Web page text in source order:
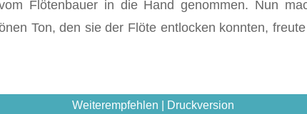
Flötenbauer in die Hand genommen. Nun
Ton, den sie der Flöte entlocken konnten,
Weiterempfehlen Druckversion